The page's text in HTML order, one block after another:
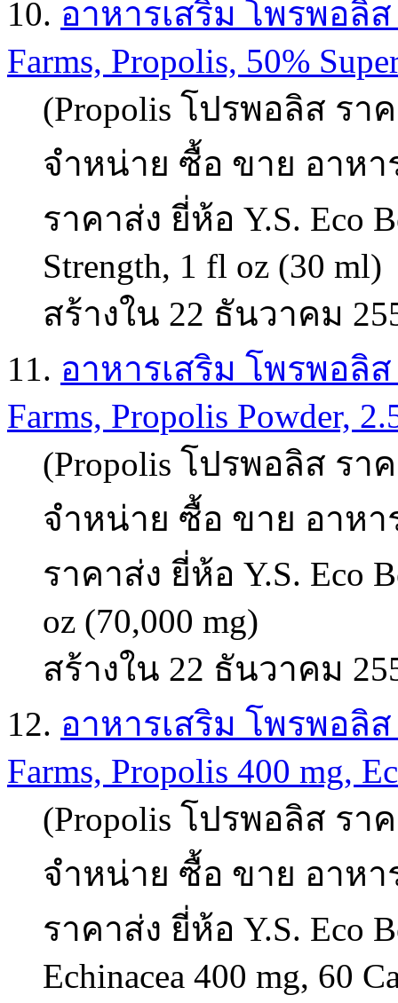
10. อาหารเสริม โพรพอลิส
Farms, Propolis, 50%
(Propolis โปรพอลิส รา
จำหน่าย ซื้อ ขาย อาหา
ราคาส่ง ยี่ห้อ Y.S. Eco
Strength, 1 fl oz (30 ml)
สร้างใน 22 ธันวาคม
11. อาหารเสริม โพรพอลิส
Farms, Propolis Powder,
(Propolis โปรพอลิส รา
จำหน่าย ซื้อ ขาย อาหา
ราคาส่ง ยี่ห้อ Y.S. Eco
oz (70,000 mg)
สร้างใน 22 ธันวาคม
12. อาหารเสริม โพรพอลิส
Farms, Propolis 400 mg,
(Propolis โปรพอลิส รา
จำหน่าย ซื้อ ขาย อาหา
ราคาส่ง ยี่ห้อ Y.S. Eco
Echinacea 400 mg, 60